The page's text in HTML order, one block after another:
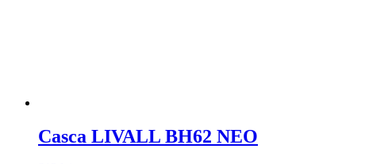
Casca LIVALL BH62 NEO